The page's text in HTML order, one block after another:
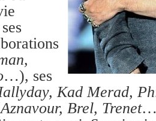
…), ses
Kad Merad,
Aznavour, Brel, Trenet